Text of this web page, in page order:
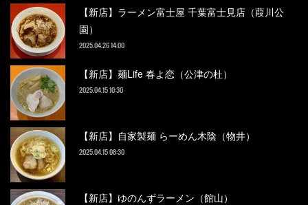
【新店】ラーメン富士屋 千葉富士見店（葭川公
園）
2025.04.26 14:00
【新店】麺Life 春よ恋（公津の杜）
2025.04.15 10:30
【新店】自家製麺 らーめん木陰（物井）
2025.04.15 08:30
【新店】ゆのんずラーメン（館山）